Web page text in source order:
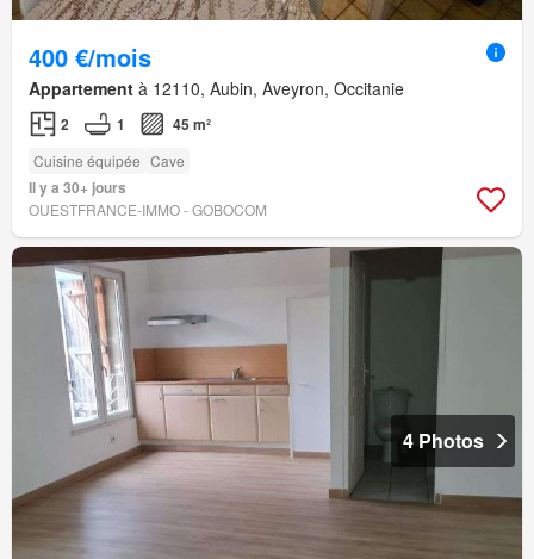
400 €/mois
Appartement à 12110, Aubin, Aveyron, Occitanie
2 1 45 m²
Cuisine équipée Cave
Il y a 30+ jours
OUESTFRANCE-IMMO - GOBOCOM
4 Photos